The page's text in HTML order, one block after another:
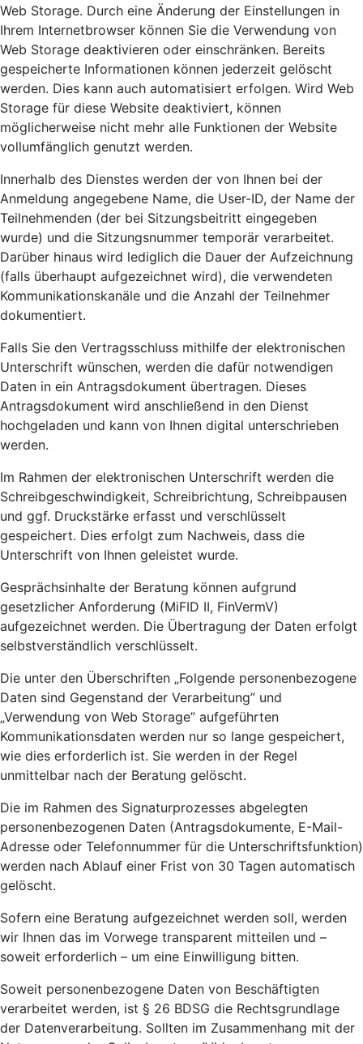
Web Storage. Durch eine Änderung der Einstellungen in
Ihrem Internetbrowser können Sie die Verwendung von
Web Storage deaktivieren oder einschränken. Bereits
gespeicherte Informationen können jederzeit gelöscht
werden. Dies kann auch automatisiert erfolgen. Wird Web
Storage für diese Website deaktiviert, können
möglicherweise nicht mehr alle Funktionen der Website
vollumfänglich genutzt werden.
Innerhalb des Dienstes werden der von Ihnen bei der
Anmeldung angegebene Name, die User-ID, der Name der
Teilnehmenden (der bei Sitzungsbeitritt eingegeben
wurde) und die Sitzungsnummer temporär verarbeitet.
Darüber hinaus wird lediglich die Dauer der Aufzeichnung
(falls überhaupt aufgezeichnet wird), die verwendeten
Kommunikationskanäle und die Anzahl der Teilnehmer
dokumentiert.
Falls Sie den Vertragsschluss mithilfe der elektronischen
Unterschrift wünschen, werden die dafür notwendigen
Daten in ein Antragsdokument übertragen. Dieses
Antragsdokument wird anschließend in den Dienst
hochgeladen und kann von Ihnen digital unterschrieben
werden.
Im Rahmen der elektronischen Unterschrift werden die
Schreibgeschwindigkeit, Schreibrichtung, Schreibpausen
und ggf. Druckstärke erfasst und verschlüsselt
gespeichert. Dies erfolgt zum Nachweis, dass die
Unterschrift von Ihnen geleistet wurde.
Gesprächsinhalte der Beratung können aufgrund
gesetzlicher Anforderung (MiFID II, FinVermV)
aufgezeichnet werden. Die Übertragung der Daten erfolgt
selbstverständlich verschlüsselt.
Die unter den Überschriften „Folgende personenbezogene
Daten sind Gegenstand der Verarbeitung” und
„Verwendung von Web Storage” aufgeführten
Kommunikationsdaten werden nur so lange gespeichert,
wie dies erforderlich ist. Sie werden in der Regel
unmittelbar nach der Beratung gelöscht.
Die im Rahmen des Signaturprozesses abgelegten
personenbezogenen Daten (Antragsdokumente, E-Mail-
Adresse oder Telefonnummer für die Unterschriftsfunktion)
werden nach Ablauf einer Frist von 30 Tagen automatisch
gelöscht.
Sofern eine Beratung aufgezeichnet werden soll, werden
wir Ihnen das im Vorwege transparent mitteilen und –
soweit erforderlich – um eine Einwilligung bitten.
Soweit personenbezogene Daten von Beschäftigten
verarbeitet werden, ist § 26 BDSG die Rechtsgrundlage
der Datenverarbeitung. Sollten im Zusammenhang mit der